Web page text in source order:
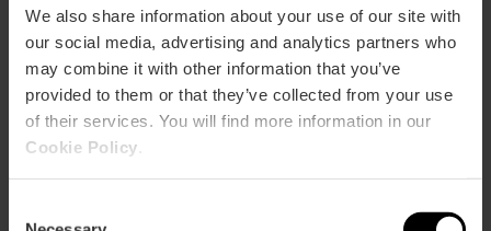
We also share information about your use of our site with
our social media, advertising and analytics partners who
may combine it with other information that you’ve
provided to them or that they’ve collected from your use
of their services. You will find more information in our
Cookie Policy